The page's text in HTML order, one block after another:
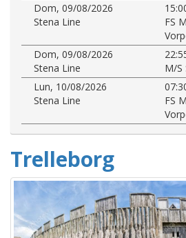
Dom, 09/08/2026
Stena Line
FS
Dom, 09/08/2026
Stena Line
M/S
Lun, 10/08/2026
Stena Line
FS
Trelleborg